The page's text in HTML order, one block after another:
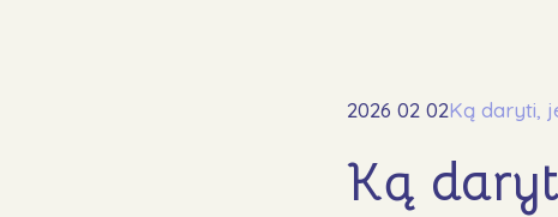
2026 02 02Ką daryti,
Ką